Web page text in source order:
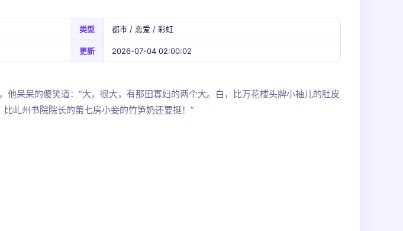
类型 都市 / 恋爱 / 彩虹
更新 2026-07-04 02:00:02
他呆呆的傻笑道：“大，很大，有那田寡妇的两个大。白，比万花楼头牌小袖儿的肚皮
乢州书院院长的第七房小妾的竹笋奶还要挺！”